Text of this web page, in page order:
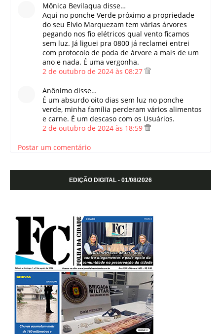
Mônica Bevilaqua disse…
Aqui no ponche Verde próximo a propriedade
do seu Elvio Marquezam tem várias árvores
pegando nos fio elétricos qual vento ficamos
sem luz. Já liguei pra 0800 já reclamei entrei
com protocolo de poda de árvore a mais de um
ano e nada. É uma vergonha.
2 de outubro de 2024 às 08:27
Anônimo disse…
É um absurdo oito dias sem luz no ponche
verde, minha família perderam vários alimentos
e carne. É um descaso com os Usuários.
2 de outubro de 2024 às 18:59
Postar um comentário
EDIÇÃO DIGITAL - 01/08/2026